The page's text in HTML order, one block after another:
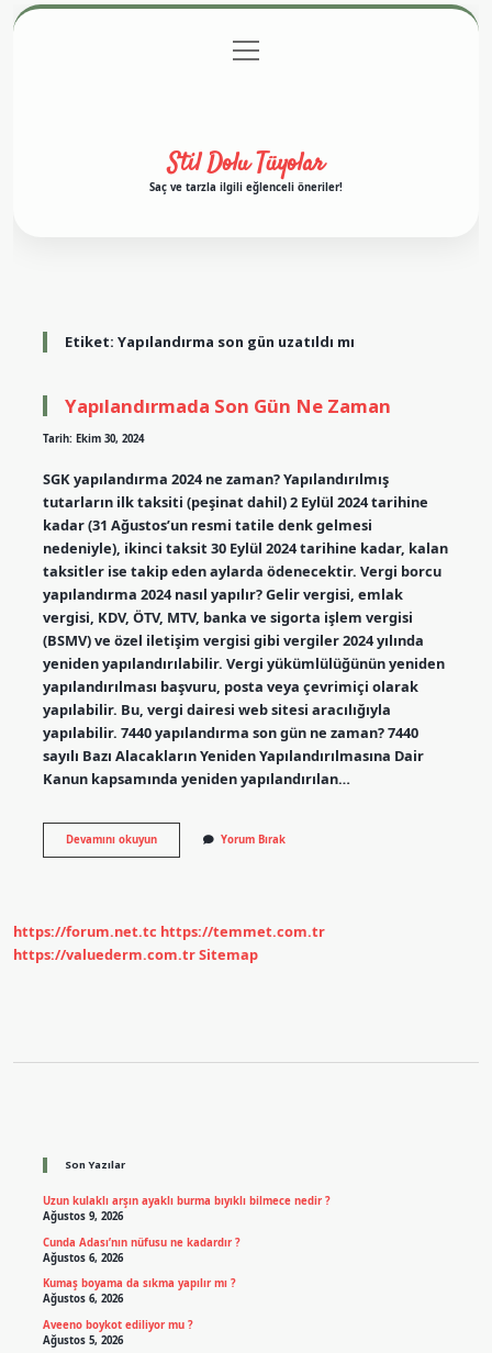
Gizlilik Politikası
menüyü
aç
Stil Dolu Tüyolar
Saç ve tarzla ilgili eğlenceli öneriler!
Etiket: Yapılandırma son gün uzatıldı mı
Yapılandırmada Son Gün Ne Zaman
Tarih: Ekim 30, 2024
SGK yapılandırma 2024 ne zaman? Yapılandırılmış
tutarların ilk taksiti (peşinat dahil) 2 Eylül 2024 tarihine
kadar (31 Ağustos’un resmi tatile denk gelmesi
nedeniyle), ikinci taksit 30 Eylül 2024 tarihine kadar, kalan
taksitler ise takip eden aylarda ödenecektir. Vergi borcu
yapılandırma 2024 nasıl yapılır? Gelir vergisi, emlak
vergisi, KDV, ÖTV, MTV, banka ve sigorta işlem vergisi
(BSMV) ve özel iletişim vergisi gibi vergiler 2024 yılında
yeniden yapılandırılabilir. Vergi yükümlülüğünün yeniden
yapılandırılması başvuru, posta veya çevrimiçi olarak
yapılabilir. Bu, vergi dairesi web sitesi aracılığıyla
yapılabilir. 7440 yapılandırma son gün ne zaman? 7440
sayılı Bazı Alacakların Yeniden Yapılandırılmasına Dair
Kanun kapsamında yeniden yapılandırılan…
Devamını okuyunYapılandırmada
Son
Yorum Bırak
https://forum.net.tc https://temmet.com.tr
https://valuederm.com.trSitemap
Son Yazılar
Uzun kulaklı arşın ayaklı burma bıyıklı bilmece nedir ?
Ağustos 9, 2026
Cunda Adası’nın nüfusu ne kadardır ?
Ağustos 6, 2026
Kumaş boyama da sıkma yapılır mı ?
Ağustos 6, 2026
Aveeno boykot ediliyor mu ?
Ağustos 5, 2026